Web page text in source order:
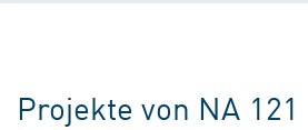
Projekte von NA 121